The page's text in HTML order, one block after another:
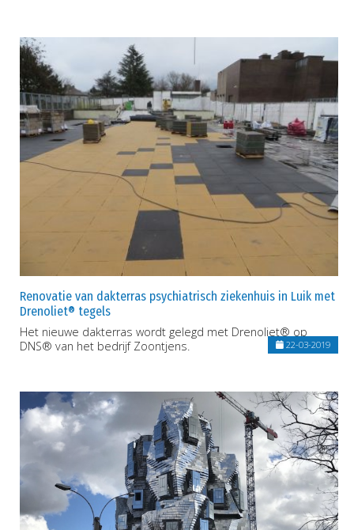
Renovatie van dakterras psychiatrisch ziekenhuis in Luik met
Drenoliet® tegels
Het nieuwe dakterras wordt gelegd met Drenoliet® op
DNS® van het bedrijf Zoontjens.
22-03-2019